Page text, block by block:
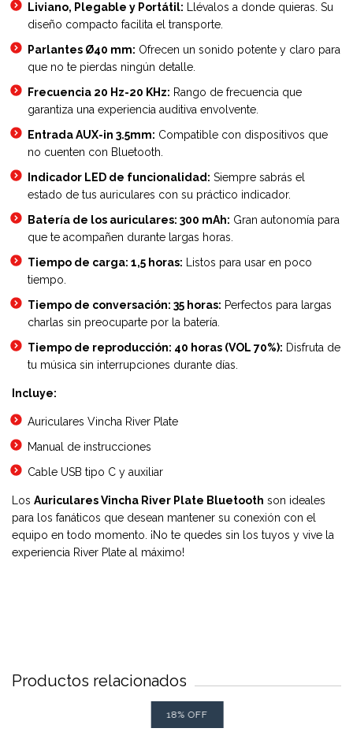
Liviano, Plegable y Portátil: Llévalos a donde quieras. Su
diseño compacto facilita el transporte.
Parlantes Ø40 mm: Ofrecen un sonido potente y claro para
que no te pierdas ningún detalle.
Frecuencia 20 Hz-20 KHz: Rango de frecuencia que
garantiza una experiencia auditiva envolvente.
Entrada AUX-in 3.5mm: Compatible con dispositivos que
no cuenten con Bluetooth.
Indicador LED de funcionalidad: Siempre sabrás el
estado de tus auriculares con su práctico indicador.
Batería de los auriculares: 300 mAh: Gran autonomía para
que te acompañen durante largas horas.
Tiempo de carga: 1,5 horas: Listos para usar en poco
tiempo.
Tiempo de conversación: 35 horas: Perfectos para largas
charlas sin preocuparte por la batería.
Tiempo de reproducción: 40 horas (VOL 70%): Disfruta de
tu música sin interrupciones durante días.
Incluye:
Auriculares Vincha River Plate
Manual de instrucciones
Cable USB tipo C y auxiliar
Los Auriculares Vincha River Plate Bluetooth son ideales
para los fanáticos que desean mantener su conexión con el
equipo en todo momento. ¡No te quedes sin los tuyos y vive la
experiencia River Plate al máximo!
Productos relacionados
18%OFF